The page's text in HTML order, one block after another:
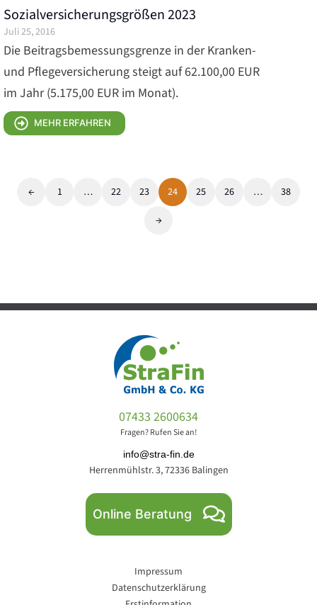
Sozialversicherungsgrößen 2023
Juli 25, 2016
Die Beitragsbemessungsgrenze in der Kranken-
und Pflegeversicherung steigt auf 62.100,00 EUR
im Jahr (5.175,00 EUR im Monat).
MEHR ERFAHREN
← 1 … 22 23 24 25 26 …
38
→
07433 2600634
Fragen? Rufen Sie an!
info@stra-fin.de
Herrenmühlstr. 3, 72336 Balingen
Online Beratung
Impressum
Datenschutzerklärung